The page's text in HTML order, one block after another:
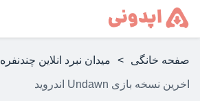
صفحه خانگی > میدان نبرد انلاین چندنفره
اخرین نسخه بازی Undawn اندروید